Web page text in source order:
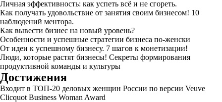
Личная эффективность: как успеть всё и не сгореть.
Как получать удовольствие от занятия своим бизнесом! 10
наблюдений ментора.
Как вывести бизнес на новый уровень?
Особенности и успешные стратегии бизнеса по-женски
От идеи к успешному бизнесу. 7 шагов к монетизации!
Люди, которые растят бизнесы! Секреты формирования
продуктивной команды и культуры
Достижения
Входит в ТОП-20 деловых женщин России по версии Veuve
Clicquot Business Woman Award